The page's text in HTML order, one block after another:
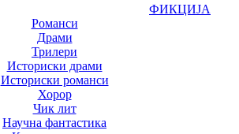
ФИКЦИЈА
Романси
Драми
Трилери
Историски драми
Историски романси
Хорор
Чик лит
Научна фантастика